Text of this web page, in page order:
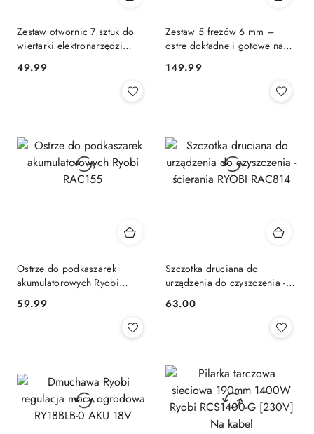
Zestaw otwornic 7 sztuk do
wiertarki elektronarzędzi
Ryobi RAK07HS
Cena:
49.99
Zestaw 5 frezów 6 mm –
ostre dokładne i gotowe na
RAKRBS5 RYOBI
Cena:
149.99
Ostrze do podkaszarek
akumulatorowych Ryobi
Cena:
59.99
Szczotka druciana do
urządzenia do czyszczenia -
Cena:
63.00